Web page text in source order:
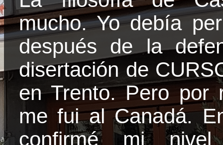
mucho. Yo debía
después de la
disertación de
en Trento. Pero por
me fui al Canadá.
confirmé mi